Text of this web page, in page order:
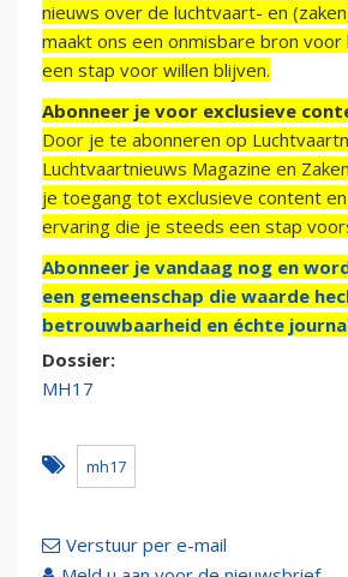
nieuws over de luchtvaart- en
maakt ons een onmisbare bron
een stap voor willen blijven.
Abonneer je voor exclusieve
Door je te abonneren op
Luchtvaartnieuws Magazine en
je toegang tot exclusieve content
ervaring die je steeds een stap
Abonneer je vandaag nog en
een gemeenschap die waarde
betrouwbaarheid en échte
Dossier:
MH17
mh17
Verstuur per e-mail